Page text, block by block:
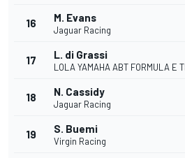
16 M. Evans
Jaguar Racing
17 L. di Grassi
LOLA YAMAHA ABT FORMULA E
18 N. Cassidy
Jaguar Racing
19 S. Buemi
Virgin Racing